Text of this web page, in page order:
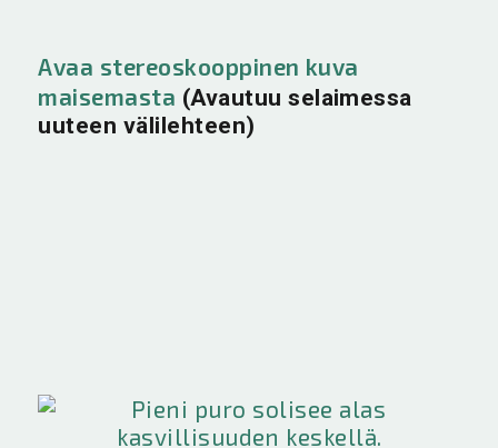
Avaa stereoskooppinen kuva
maisemasta (Avautuu selaimessa
uuteen välilehteen)